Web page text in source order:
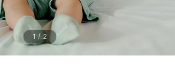
1 / 2